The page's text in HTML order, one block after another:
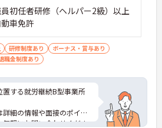
初任者研修（ヘルパー2級）以上
車免許
研修制度あり
ボーナス・賞与あり
職金制度あり
する就労継続B型事業所
細の情報や面接のポイン
軽にお問い合わせくださ